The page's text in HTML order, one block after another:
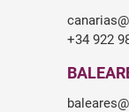
+34 922